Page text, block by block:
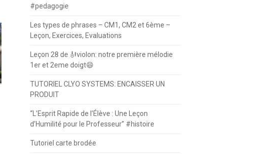
#pedagogie
Les types de phrases – CM1, CM2 et 6ème –
Leçon, Exercices, Evaluations
Leçon 28 de 🎻violon: notre première mélodie
1er et 2eme doigt😄
TUTORIEL CLYO SYSTEMS: ENCAISSER UN
PRODUIT
“L’Esprit Rapide de l’Élève : Une Leçon
d’Humilité pour le Professeur” #histoire
Tutoriel carte brodée